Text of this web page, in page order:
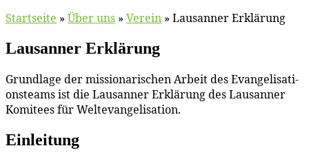
Startseite » Über uns » Ver­ein » Lausanner Erklärung
Lau­san­ner Erklärung
Grund­la­ge der mis­sio­na­ri­schen Ar­beit des Evan­ge­li­sa­ti­
ons­teams ist die Lau­san­ner Er­klä­rung des Lau­san­ner
Ko­mi­tees für Weltevangelisation.
Ein­lei­tung